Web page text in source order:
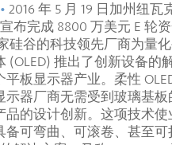
2016 年 5 月 19 日加州纽瓦
布完成 8800 万美元 E 轮
硅谷的科技领先厂商为量
(OLED) 推出了创新设备的
板显示器产业。柔性
示器厂商无需受到玻璃基
品的设计创新。这项技术
备可弯曲、可滚卷、甚至